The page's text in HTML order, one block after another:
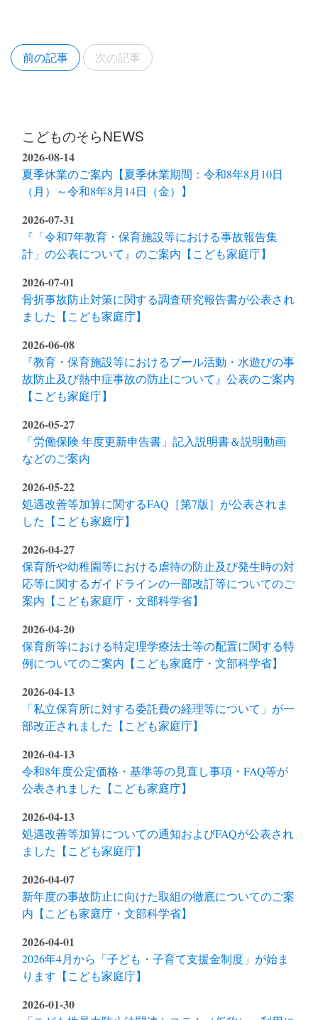
前の記事 次の記事
こどものそらNEWS
2026-08-14
夏季休業のご案内【夏季休業期間：令和8年8月10日
（月）～令和8年8月14日（金）】
2026-07-31
『「令和7年教育・保育施設等における事故報告集
計」の公表について』のご案内【こども家庭庁】
2026-07-01
骨折事故防止対策に関する調査研究報告書が公表され
ました【こども家庭庁】
2026-06-08
『教育・保育施設等におけるプール活動・水遊びの事
故防止及び熱中症事故の防止について』公表のご案内
【こども家庭庁】
2026-05-27
「労働保険 年度更新申告書」記入説明書＆説明動画
などのご案内
2026-05-22
処遇改善等加算に関するFAQ［第7版］が公表されま
した【こども家庭庁】
2026-04-27
保育所や幼稚園等における虐待の防止及び発生時の対
応等に関するガイドラインの一部改訂等についてのご
案内【こども家庭庁・文部科学省】
2026-04-20
保育所等における特定理学療法士等の配置に関する特
例についてのご案内【こども家庭庁・文部科学省】
2026-04-13
「私立保育所に対する委託費の経理等について」が一
部改正されました【こども家庭庁】
2026-04-13
令和8年度公定価格・基準等の見直し事項・FAQ等が
公表されました【こども家庭庁】
2026-04-13
処遇改善等加算についての通知およびFAQが公表され
ました【こども家庭庁】
2026-04-07
新年度の事故防止に向けた取組の徹底についてのご案
内【こども家庭庁・文部科学省】
2026-04-01
2026年4月から「子ども・子育て支援金制度」が始ま
ります【こども家庭庁】
2026-01-30